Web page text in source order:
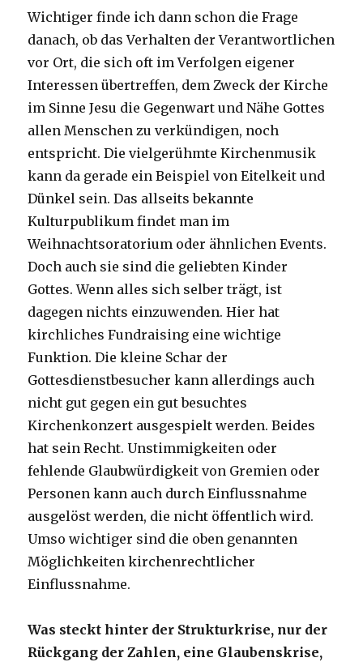
Wichtiger finde ich dann schon die Frage
danach, ob das Verhalten der Verantwortlichen
vor Ort, die sich oft im Verfolgen eigener
Interessen übertreffen, dem Zweck der Kirche
im Sinne Jesu die Gegenwart und Nähe Gottes
allen Menschen zu verkündigen, noch
entspricht. Die vielgerühmte Kirchenmusik
kann da gerade ein Beispiel von Eitelkeit und
Dünkel sein. Das allseits bekannte
Kulturpublikum findet man im
Weihnachtsoratorium oder ähnlichen Events.
Doch auch sie sind die geliebten Kinder
Gottes. Wenn alles sich selber trägt, ist
dagegen nichts einzuwenden. Hier hat
kirchliches Fundraising eine wichtige
Funktion. Die kleine Schar der
Gottesdienstbesucher kann allerdings auch
nicht gut gegen ein gut besuchtes
Kirchenkonzert ausgespielt werden. Beides
hat sein Recht. Unstimmigkeiten oder
fehlende Glaubwürdigkeit von Gremien oder
Personen kann auch durch Einflussnahme
ausgelöst werden, die nicht öffentlich wird.
Umso wichtiger sind die oben genannten
Möglichkeiten kirchenrechtlicher
Einflussnahme.
Was steckt hinter der Strukturkrise, nur der
Rückgang der Zahlen, eine Glaubenskrise,